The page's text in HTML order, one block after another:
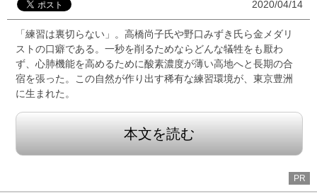
2020/04/14
「練習は裏切らない」。高橋尚子氏や野口みずき氏ら金メダリ
ストの口癖である。一秒を削るためならどんな犠牲をも厭わ
ず、心肺機能を高めるために酸素濃度が薄い高地へと長期の合
宿を張った。この自然が作り出す稀有な練習環境が、東京豊洲
に生まれた。
本文を読む
PR